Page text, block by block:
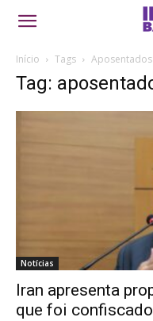
Início Tags Aposentados
Tag:
Notícias
Iran apresenta
que foi